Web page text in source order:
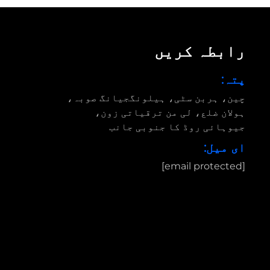
رابطہ کریں
پتہ:
چین، ہربن سٹی، ہیلونگجیانگ صوبہ،
ہولان ضلع، لی من ترقیاتی زون،
جیوہائی روڈ کا جنوبی جانب
ای میل:
[email protected]